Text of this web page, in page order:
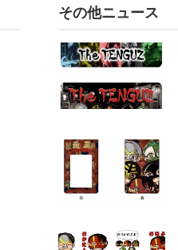
その他ニュース